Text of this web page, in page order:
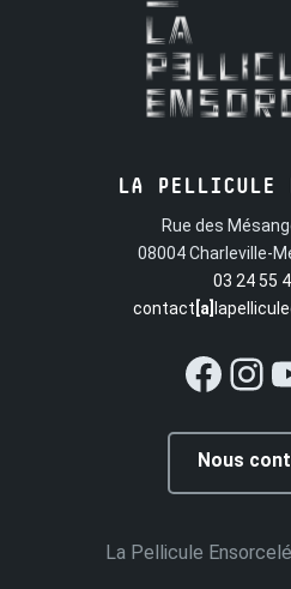
LA PELLICULE
Rue des
08004 Charleville-
03 24 55
contact [a]
Nous
La Pellicule